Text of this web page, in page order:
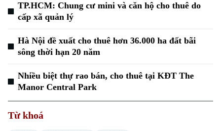
TP.HCM: Chung cư mini và căn hộ cho thuê do
cấp xã quản lý
Hà Nội đề xuất cho thuê hơn 36.000 ha đất bãi
sông thời hạn 20 năm
Nhiều biệt thự rao bán, cho thuê tại KĐT The
Manor Central Park
Từ khoá